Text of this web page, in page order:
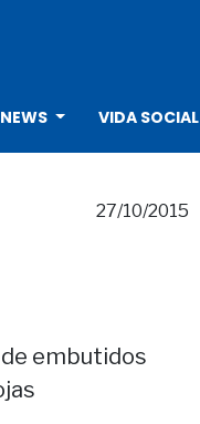
VIDA SOCIAL
27/10/2015
embutidos